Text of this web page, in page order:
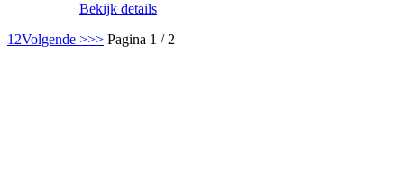
Bekijk details
1 2Volgende >>> Pagina 1 / 2